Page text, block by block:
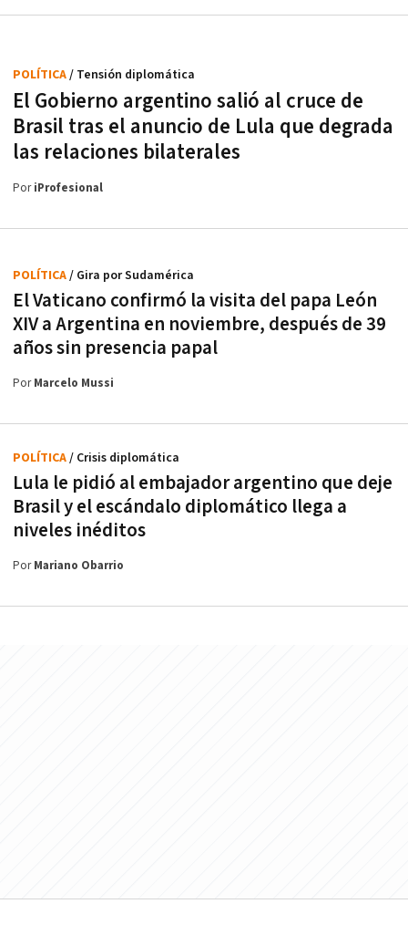
El Gobierno argentino salió al cruce de
Brasil tras el anuncio de Lula que degrada
las relaciones bilaterales
POLÍTICA/ Tensión diplomática
PoriProfesional
El Vaticano confirmó la visita del papa León
XIV a Argentina en noviembre, después de 39
años sin presencia papal
POLÍTICA/ Gira por Sudamérica
PorMarcelo Mussi
Lula le pidió al embajador argentino que deje
Brasil y el escándalo diplomático llega a
niveles inéditos
POLÍTICA/ Crisis diplomática
PorMariano Obarrio